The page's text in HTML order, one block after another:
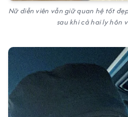
Nữ diễn viên vẫn giữ quan hệ tốt
sau khi cả hai ly hôn